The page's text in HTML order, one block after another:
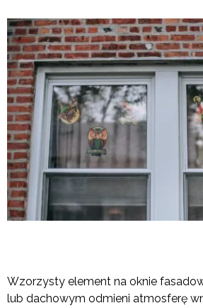
Wzorzysty element na oknie
lub dachowym odmieni atmosferę